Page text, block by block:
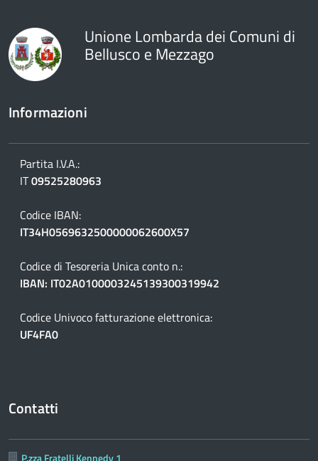
Unione Lombarda dei Comuni di
Bellusco e Mezzago
Informazioni
Partita I.V.A.:
IT09525280963
Codice IBAN:
IT34H0569632500000062600X57
Codice di Tesoreria Unica conto n.:
IBAN: IT02A0100003245139300319942
Codice Univoco fatturazione elettronica:
UF4FA0
Contatti
P.zza Fratelli Kennedy 1